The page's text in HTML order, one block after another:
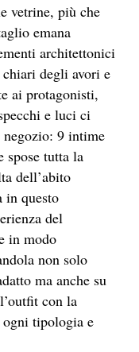
vetrine, più che
emana
architettonici
degli avori e
ai protagonisti,
e luci ci
negozio: 9 intime
spose tutta la
dell’abito
in questo
del
in modo
non solo
ma anche su
con la
ogni tipologia e